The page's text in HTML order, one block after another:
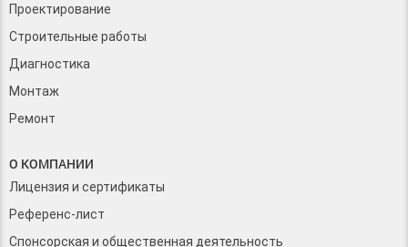
Проектирование
Строительные работы
Диагностика
Монтаж
Ремонт
О КОМПАНИИ
Лицензия и сертификаты
Референс-лист
Спонсорская и общественная деятельность